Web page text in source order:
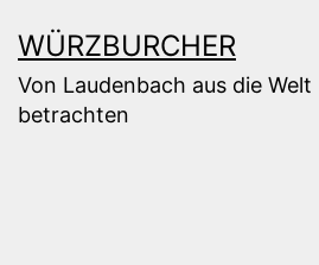
Inhalt
springen
WÜRZBURCHER
Von Laudenbach aus die Welt
betrachten